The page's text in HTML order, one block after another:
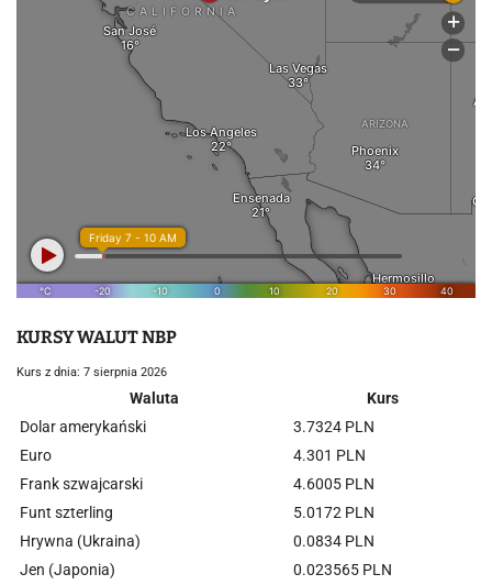
KURSY WALUT NBP
Kurs z dnia: 7 sierpnia 2026
Waluta
Kurs
Dolar amerykański
3.7324 PLN
Euro
4.301 PLN
Frank szwajcarski
4.6005 PLN
Funt szterling
5.0172 PLN
Hrywna (Ukraina)
0.0834 PLN
Jen (Japonia)
0.023565 PLN